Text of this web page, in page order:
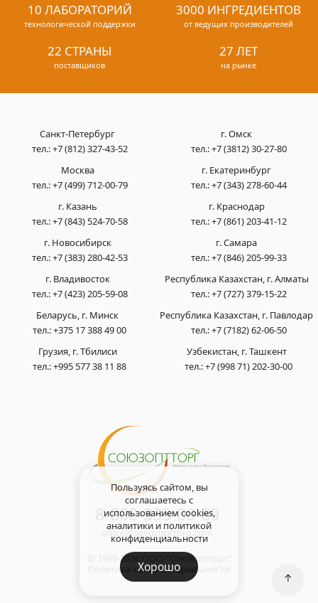
10 ЛАБОРАТОРИЙ
технологической поддержки
3000 ИНГРЕДИЕНТОВ
от ведущих производителей
22 СТРАНЫ
поставщиков
27 ЛЕТ
на рынке
Санкт-Петербург
тел.:+7 (812) 327-43-52
Москва
тел.:+7 (499) 712-00-79
г. Казань
тел.:+7 (843) 524-70-58
г. Новосибирск
тел.:+7 (383) 280-42-53
г. Омск
тел.:+7 (3812) 30-27-80
г. Екатеринбург
тел.:+7 (343) 278-60-44
г. Краснодар
тел.:+7 (861) 203-41-12
г. Самара
тел.:+7 (846) 205-99-33
г. Владивосток
тел.:+7 (423) 205-59-08
Беларусь, г. Минск
тел.:+375 17 388 49 00
Грузия, г. Тбилиси
тел.:+995 577 38 11 88
Республика Казахстан, г. Алматы
тел.:+7 (727) 379-15-22
Республика Казахстан, г. Павлодар
тел.:+7 (7182) 62-06-50
Узбекистан, г. Ташкент
тел.:+7 (998 71) 202-30-00
8-800-333-00-89
office@soyuzopttorg.com
© 1999-2026 ООО "Союзоптторг"
Политика конфиденциальности
↑
Пользуясь сайтом, вы
соглашаетесь с
использованием cookies,
аналитики и политикой
конфиденциальности
Хорошо